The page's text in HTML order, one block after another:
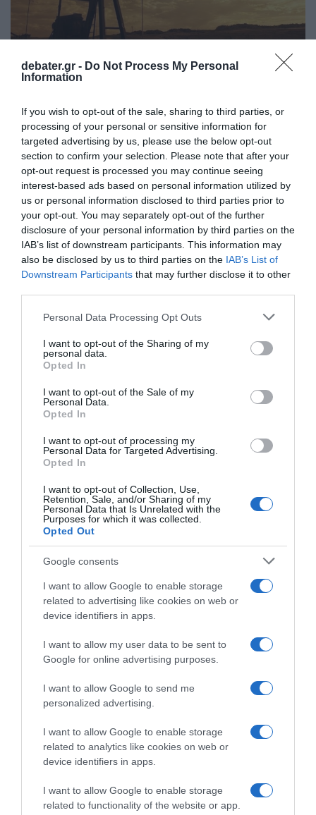
debater.gr - Do Not Process My Personal
Information
If you wish to opt-out of the sale, sharing to third parties, or
processing of your personal or sensitive information for
targeted advertising by us, please use the below opt-out
section to confirm your selection. Please note that after your
opt-out request is processed you may continue seeing
interest-based ads based on personal information utilized by
us or personal information disclosed to third parties prior to
your opt-out. You may separately opt-out of the further
disclosure of your personal information by third parties on the
IAB’s list of downstream participants. This information may
also be disclosed by us to third parties on the IAB’s List of
Downstream Participants that may further disclose it to other
Please note that this website/app uses one or more Google
not limited to your visit or usage behaviour. You may click to
grant or deny consent to Google and its third-party tags to
use your data for below specified purposes in below Google
consent section.
Personal Data Processing Opt Outs
I want to opt-out of the Sharing of my
personal data.
Opted In
I want to opt-out of the Sale of my
Personal Data.
Opted In
I want to opt-out of processing my
Personal Data for Targeted Advertising.
Opted In
I want to opt-out of Collection, Use,
Retention, Sale, and/or Sharing of my
Personal Data that Is Unrelated with the
Purposes for which it was collected.
Opted Out
Google consents
I want to allow Google to enable storage
related to advertising like cookies on web or
device identifiers in apps.
I want to allow my user data to be sent to
Google for online advertising purposes.
I want to allow Google to send me
personalized advertising.
I want to allow Google to enable storage
related to analytics like cookies on web or
device identifiers in apps.
I want to allow Google to enable storage
related to functionality of the website or app.
ΔΙΕΘΝΗ
Πετρέλαιο: Ποιος ο αντίκτυπος από την
κλιμάκωση του πολέμου στη Μέση Ανατολή –
Τα σενάρια και οι εκτιμήσεις
Ανησυχία εν μέσω του πολέμου
05.10.2024 - 12:26
Ακριβαίνει η τιμή του πετρελαίου λόγω της
κλιμάκωσης στη Μέση Ανατολή
Ποσοστιαία αύξηση πάνω από 5%
03.10.2024 - 11:29
ΟΙΚΟΝΟΜΙΑ